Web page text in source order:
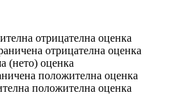
отрицателна оценка
отрицателна оценка
(нето) оценка
положителна оценка
положителна оценка